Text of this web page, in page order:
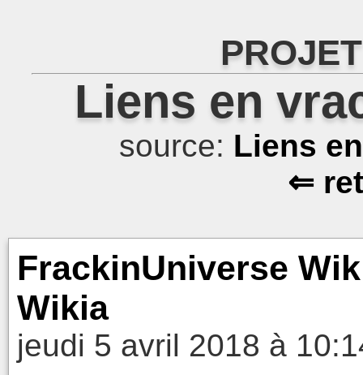
Liens en
source: Liens
⇐
FrackinUniverse
Wikia
jeudi 5 avril 2018 à